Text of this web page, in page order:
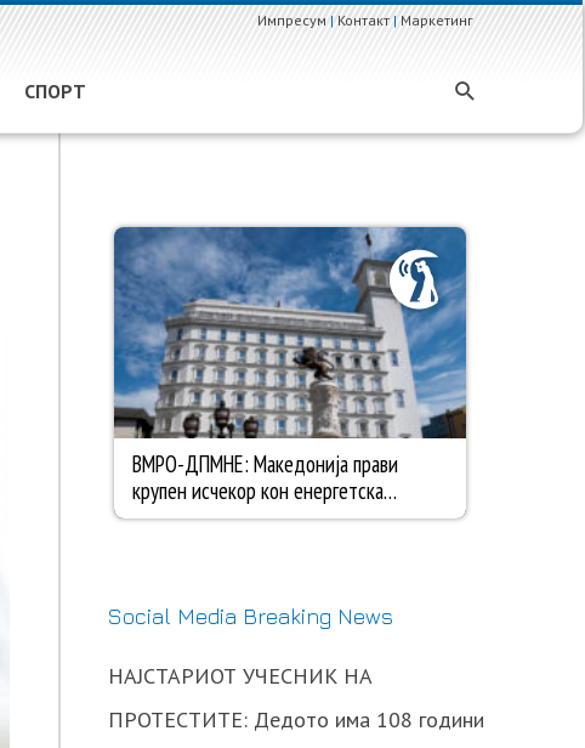
Импресум|Контакт|Маркетинг
СПОРТ
Social Media Breaking News
НАЈСТАРИОТ УЧЕСНИК НА
ПРОТЕСТИТЕ: Дедото има 108 години